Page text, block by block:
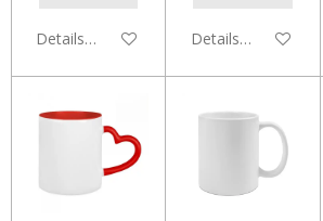
Details anzeigen Details anzeigen